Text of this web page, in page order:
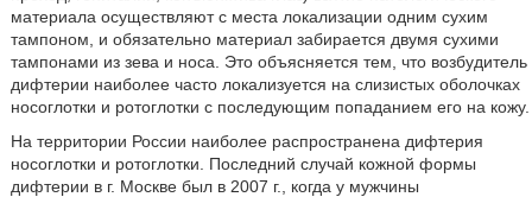
материала осуществляют с места локализации одним сухим
тампоном, и обязательно материал забирается двумя сухими
тампонами из зева и носа. Это объясняется тем, что возбудитель
дифтерии наиболее часто локализуется на слизистых оболочках
носоглотки и ротоглотки с последующим попаданием его на кожу.
На территории России наиболее распространена дифтерия
носоглотки и ротоглотки. Последний случай кожной формы
дифтерии в г. Москве был в 2007 г., когда у мужчины